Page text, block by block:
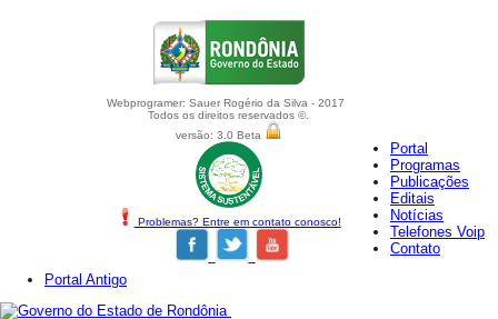
Webprogramer: Sauer Rogério da Silva - 2017
Todos os direitos reservados ©.
versão: 3.0 Beta
Problemas? Entre em contato conosco!
Portal
Programas
Publicações
Editais
Notícias
Telefones Voip
Contato
Portal Antigo